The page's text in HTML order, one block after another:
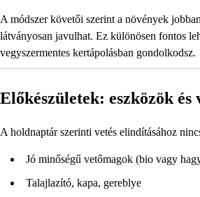
A módszer követői szerint a növények
látványosan javulhat. Ez különösen fontos
vegyszermentes kertápolásban gondolkodsz.
Előkészületek: eszközök és
A holdnaptár szerinti vetés elindításához
Jó minőségű vetőmagok (bio vagy
Talajlazító, kapa, gereblye